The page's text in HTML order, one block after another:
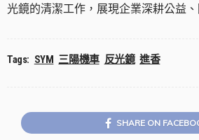
光鏡的清潔工作，展現企業深耕公益
Tags: SYM 三陽機車 反光鏡 進香
SHARE ON